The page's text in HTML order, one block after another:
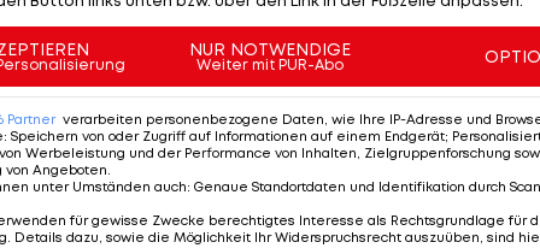
wegen der solideren Annahme das bessere Ende
richtig hart. Ich denke, dass wir in den
waren", erklärte ÖVV-Teamchef Michael Warm.
NUR NOTWENDIGE
Weiter mit PUR-Abo
Partner verarbeiten personenbezogene Daten, wie Ihre IP-Adresse und
: Speichern von oder Zugriff auf Informationen auf einem Endgerät;
Werbeleistung und der Performance von Inhalten, Zielgruppenforschung
von Angeboten.
unter Umständen auch: Genaue Standortdaten und Identifikation durch
für gewisse Zwecke berechtigtes Interesse als Rechtsgrundlage für
Details dazu, sowie die Möglichkeit Ihr Widerspruchsrecht auszuüben, sind